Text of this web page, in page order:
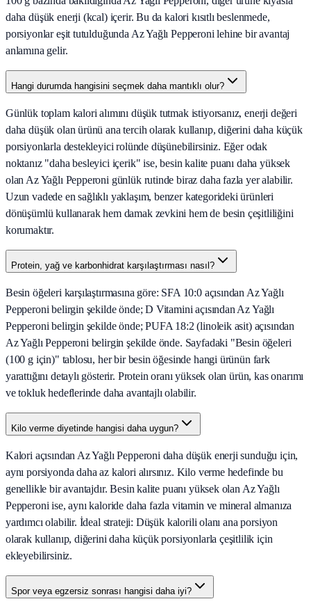
daha düşük enerji (kcal) içerir. Bu da kalori kısıtlı beslenmede,
porsiyonlar eşit tutulduğunda Az Yağlı Pepperoni lehine bir avantaj
anlamına gelir.
Hangi durumda hangisini seçmek daha mantıklı olur?
Günlük toplam kalori alımını düşük tutmak istiyorsanız, enerji değeri
daha düşük olan ürünü ana tercih olarak kullanıp, diğerini daha küçük
porsiyonlarla destekleyici rolünde düşünebilirsiniz. Eğer odak
noktanız "daha besleyici içerik" ise, besin kalite puanı daha yüksek
olan Az Yağlı Pepperoni günlük rutinde biraz daha fazla yer alabilir.
Uzun vadede en sağlıklı yaklaşım, benzer kategorideki ürünleri
dönüşümlü kullanarak hem damak zevkini hem de besin çeşitliliğini
korumaktır.
Protein, yağ ve karbonhidrat karşılaştırması nasıl?
Besin öğeleri karşılaştırmasına göre: SFA 10:0 açısından Az Yağlı
Pepperoni belirgin şekilde önde; D Vitamini açısından Az Yağlı
Pepperoni belirgin şekilde önde; PUFA 18:2 (linoleik asit) açısından
Az Yağlı Pepperoni belirgin şekilde önde. Sayfadaki "Besin öğeleri
(100 g için)" tablosu, her bir besin öğesinde hangi ürünün fark
yarattığını detaylı gösterir. Protein oranı yüksek olan ürün, kas onarımı
ve tokluk hedeflerinde daha avantajlı olabilir.
Kilo verme diyetinde hangisi daha uygun?
Kalori açısından Az Yağlı Pepperoni daha düşük enerji sunduğu için,
aynı porsiyonda daha az kalori alırsınız. Kilo verme hedefinde bu
genellikle bir avantajdır. Besin kalite puanı yüksek olan Az Yağlı
Pepperoni ise, aynı kaloride daha fazla vitamin ve mineral almanıza
yardımcı olabilir. İdeal strateji: Düşük kalorili olanı ana porsiyon
olarak kullanıp, diğerini daha küçük porsiyonlarla çeşitlilik için
ekleyebilirsiniz.
Spor veya egzersiz sonrası hangisi daha iyi?